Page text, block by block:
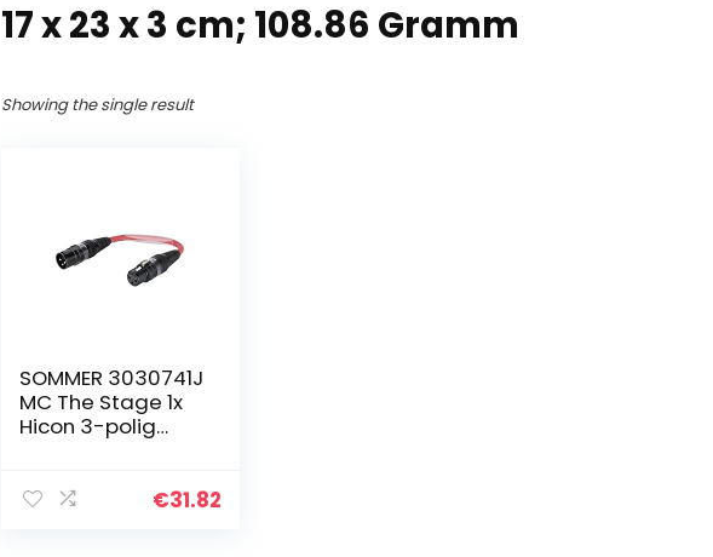
‎17 x 23 x 3 cm; 108.86 Gramm
Showing the single result
SOMMER 3030741J
MC The Stage 1x
Hicon 3-polig
Kabel 0,15m rot
€31.82